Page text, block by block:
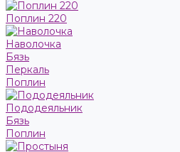
Поплин 220
Наволочка
Бязь
Перкаль
Поплин
Пододеяльник
Бязь
Поплин